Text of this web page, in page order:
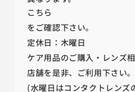
こちら
をご確認下さい。
定休日：木曜日
ケア用品のご購入・レンズ
店舗を是非、ご利用下さい。
(水曜日はコンタクトレンズ